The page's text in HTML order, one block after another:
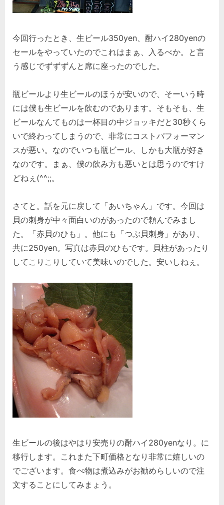
今回行ったとき、生ビール350yen、酎ハイ280yenの
セールをやっていたのでこれはまぁ、入るべか。と言
う感じでずずずんと席に座ったのでした。
瓶ビールより生ビールのほうが安いので、そーいう時
には僕も生ビールを飲むのであります。そもそも、生
ビールなんてものは一杯目の中ジョッキだと30秒くら
いで終わってしまうので、非常にコストパフォーマン
スが悪い。なのでいつも瓶ビール、しかも大瓶が好き
なのです。まぁ、僕の飲み方も悪いとは思うのですけ
どねぇ(^^;;。
さてと。話を元に戻して「あいちゃん」です。今回は
貝の刺身が中々面白いのがあったので頼んでみまし
た。「赤貝のひも」。他にも「つぶ貝刺身」があり、
共に250yen。写真は赤貝のひもです。貝柱があったり
してこりこりしていて美味いのでした。安いしねぇ。
生ビールの後はやはり安売りの酎ハイ280yenなり。に
移行します。これまた下町価格となり非常に嬉しいの
でございます。食べ物は煮込みがお勧めらしいので注
文することにしてみまょう。